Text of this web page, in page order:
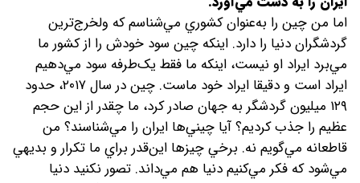
اما من چین را به‌عنوان کشوري مي‌شناسم که ولخرج‌ترين
گردشگران دنيا را دارد. اينکه چين سود خودش را از کشور ما
مي‌برد ايراد او نيست، اينکه ما فقط يک‌طرفه سود مي‌دهيم
ايراد است و دقيقا ايراد خود ماست. چين در سال ۲۰۱۷، حدود
۱۲۹ ميليون گردشگر به جهان صادر کرد، ما چقدر از اين حجم
عظيم را جذب کرديم؟ آيا چيني‌ها ايران را مي‌شناسند؟ من
قاطعانه مي‌گويم نه. برخي چيزها اين‌قدر براي ما تکرار و بديهي
مي‌شود که فکر مي‌کنيم دنيا هم مي‌داند. تصور نکنيد دنيا